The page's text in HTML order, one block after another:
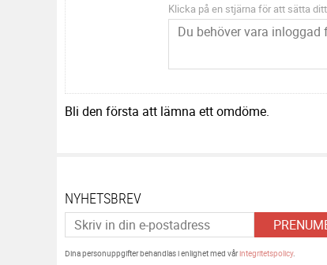
Klicka på en stjärna för att sätta
Bli den första att lämna ett omdöme.
NYHETSBREV
Dina personuppgifter behandlas i enlighet med vårintegritetspolicy.